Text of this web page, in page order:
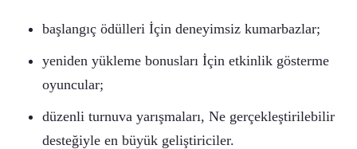
başlangıç ödülleri İçin deneyimsiz kumarbazlar;
yeniden yükleme bonusları İçin etkinlik gösterme
oyuncular;
düzenli turnuva yarışmaları, Ne gerçekleştirilebilir
desteğiyle en büyük geliştiriciler.